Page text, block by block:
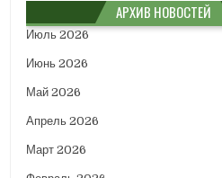
АРХИВ НОВОСТЕЙ
Июль 2026
Июнь 2026
Май 2026
Апрель 2026
Март 2026